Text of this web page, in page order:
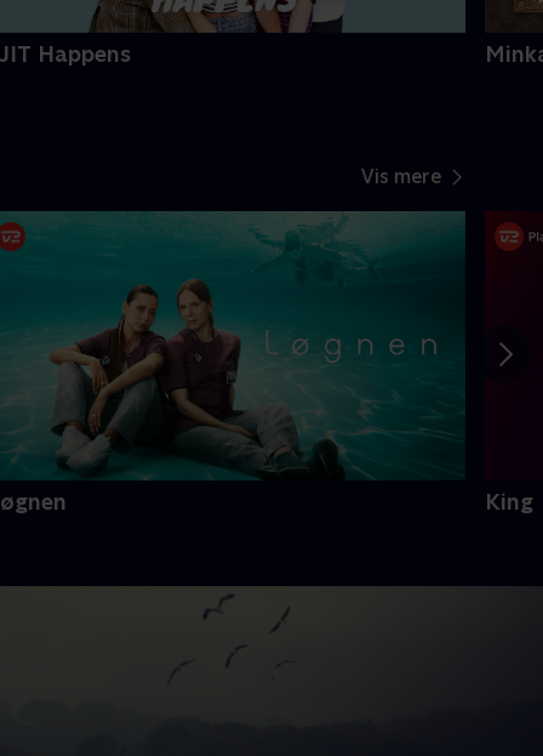
Happens
Vis mere
King